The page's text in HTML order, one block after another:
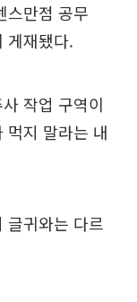
스만점 공무
게재됐다.
작업 구역이
먹지 말라는 내
글귀와는 다르